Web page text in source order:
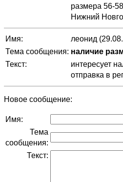
размера 56-
Нижний
Имя:
леонид
Тема сообщения: наличие
Текст:
интересует
отправка в
Новое сообщение:
Имя:
Тема
сообщения:
Текст: